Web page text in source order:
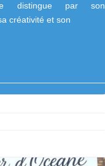
distingue par son
créativité et son